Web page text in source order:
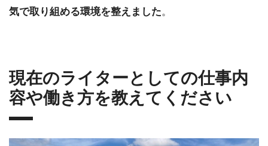
気で取り組める環境を整えました。
現在のライターとしての仕事内
容や働き方を教えてください